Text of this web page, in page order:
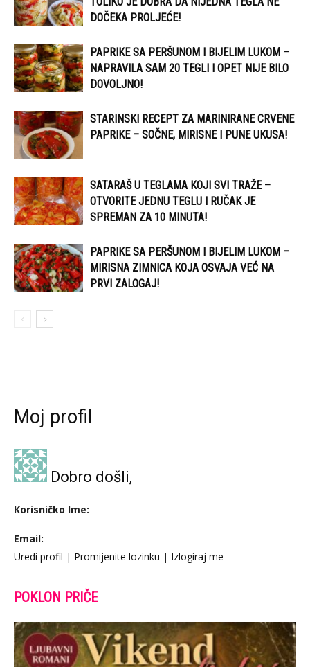
DOČEKA PROLJEĆE!
PAPRIKE SA PERŠUNOM I BIJELIM LUKOM –
NAPRAVILA SAM 20 TEGLI I OPET NIJE BILO
DOVOLJNO!
STARINSKI RECEPT ZA MARINIRANE CRVENE
PAPRIKE – SOČNE, MIRISNE I PUNE UKUSA!
SATARAŠ U TEGLAMA KOJI SVI TRAŽE –
OTVORITE JEDNU TEGLU I RUČAK JE
SPREMAN ZA 10 MINUTA!
PAPRIKE SA PERŠUNOM I BIJELIM LUKOM –
MIRISNA ZIMNICA KOJA OSVAJA VEĆ NA
PRVI ZALOGAJ!
Moj profil
Dobro došli,
Korisničko Ime:
Email:
Uredi profil | Promijenite lozinku | Izlogiraj me
POKLON PRIČE